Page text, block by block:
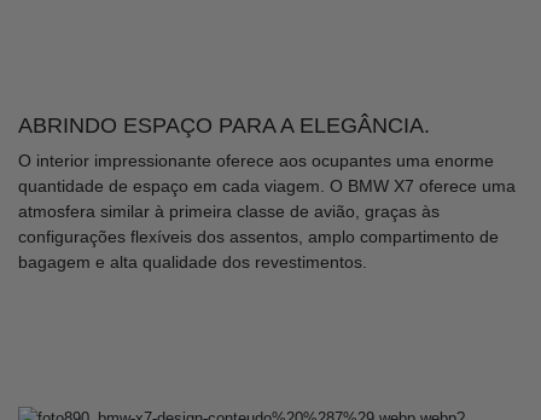
ABRINDO ESPAÇO PARA A ELEGÂNCIA.
O interior impressionante oferece aos ocupantes uma enorme
quantidade de espaço em cada viagem. O BMW X7 oferece uma
atmosfera similar à primeira classe de avião, graças às
configurações flexíveis dos assentos, amplo compartimento de
bagagem e alta qualidade dos revestimentos.